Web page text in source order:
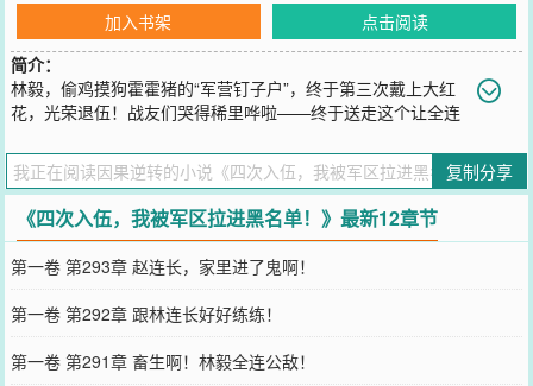
加入书架
点击阅读
简介：
林毅，偷鸡摸狗霍霍猪的“军营钉子户”，终于第三次戴上大红
花，光荣退伍！战友们哭得稀里哗啦——终于送走这个让全连
炊事班的鸡，吓跑过养殖场的猪，三次入伍三次退伍，愣是把义务兵
当成了“终身职业。”如今他终于滚蛋了！花花世界，灯红酒绿，老子
自由了！下一秒，脑海炸响：【叮！系统已绑定。请宿主即刻提交入
伍申请表。】林毅：？？？我刚退伍仨小时，你就让我回去？刚进家
门，老爹一拍桌子：“明天相亲！李家姑娘，今年结婚，明年生娃，你
敢说个不字试试？”一边是逼他回部队的系统，一边是逼他传宗接代的
亲爹。林毅深吸一口气，放下筷子，露出一个让全家人血压飙升的笑
容。“爸，爷爷，我决定了，我要第四次入伍！”
您要是觉得《 四次入伍，我被军区拉进黑名单！
忘记向您QQ群和微博微信里的朋友推荐哦！
复制分享
《四次入伍，我被军区拉进黑名单！》最新12章节
第一卷 第293章 赵连长，家里进了鬼啊！
第一卷 第292章 跟林连长好好练练！
第一卷 第291章 畜生啊！林毅全连公敌！